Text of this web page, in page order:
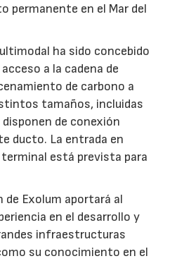
permanente en el Mar del
ha sido concebido
a la cadena de
de carbono a
tamaños, incluidas
disponen de conexión
ducto. La entrada en
terminal está prevista para
de Exolum aportará al
en el desarrollo y
infraestructuras
su conocimiento en el